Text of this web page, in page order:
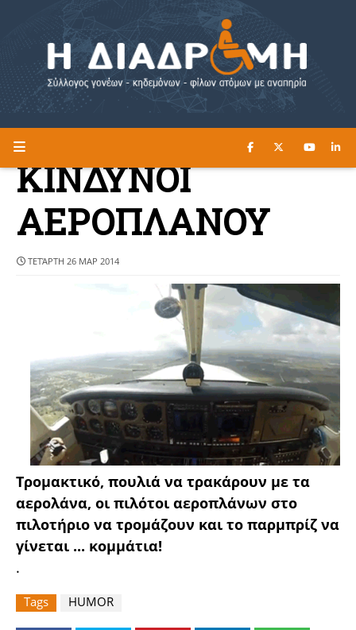
Η ΔΙΑΔΡΟΜΗ ΔΙΑΒΑΣΤΕ ΕΔΩ ►
ΚΙΝΔΥΝΟΙ
ΑΕΡΟΠΛΑΝΟΥ
ΤΕΤΆΡΤΗ 26 ΜΑΡ 2014
Τρομακτικό, πουλιά να τρακάρουν με τα
αερολάνα, οι πιλότοι αεροπλάνων στο
πιλοτήριο να τρομάζουν και το παρμπρίζ να
γίνεται ... κομμάτια!
.
Tags HUMOR